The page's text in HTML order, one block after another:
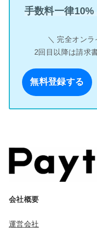
手数料一律
＼ 完全オン
2回目以降は請求
無料登録する
会社概要
運営会社